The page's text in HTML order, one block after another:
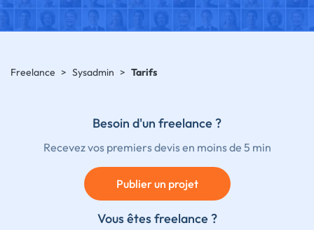
Freelance > Sysadmin > Tarifs
Besoin d'un freelance ?
Recevez vos premiers devis en moins de 5 min
Publier un projet
Vous êtes freelance ?